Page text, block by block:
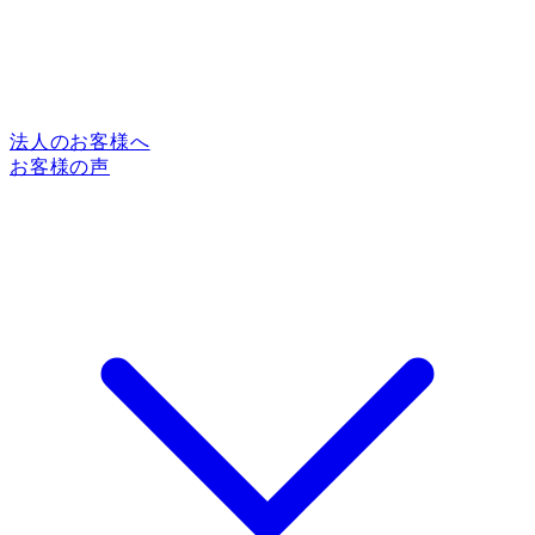
法人のお客様へ
お客様の声